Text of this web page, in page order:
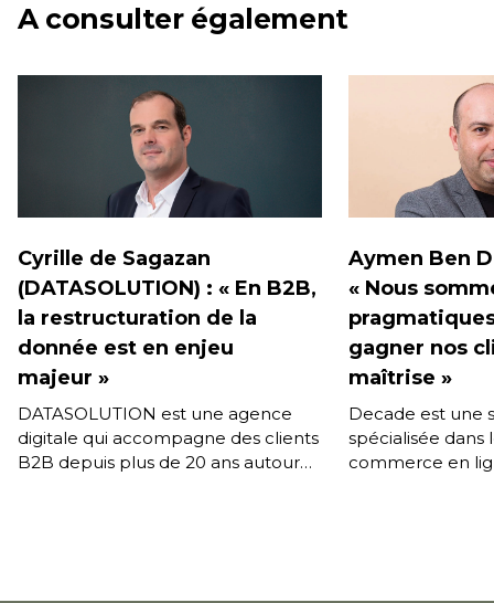
A consulter également
Cyrille de Sagazan
(DATASOLUTION) : « En B2B,
la restructuration de la
donnée est en enjeu
majeur »
DATASOLUTION est une agence
digitale qui accompagne des clients
B2B depuis plus de 20 ans autour
Aymen Ben
« Nous
gagner nos
maîtrise »
Decade est une
spécialisée dans
commerce en